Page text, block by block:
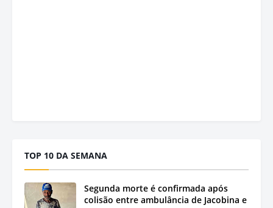
TOP 10 DA SEMANA
Segunda morte é confirmada após
colisão entre ambulância de Jacobina e